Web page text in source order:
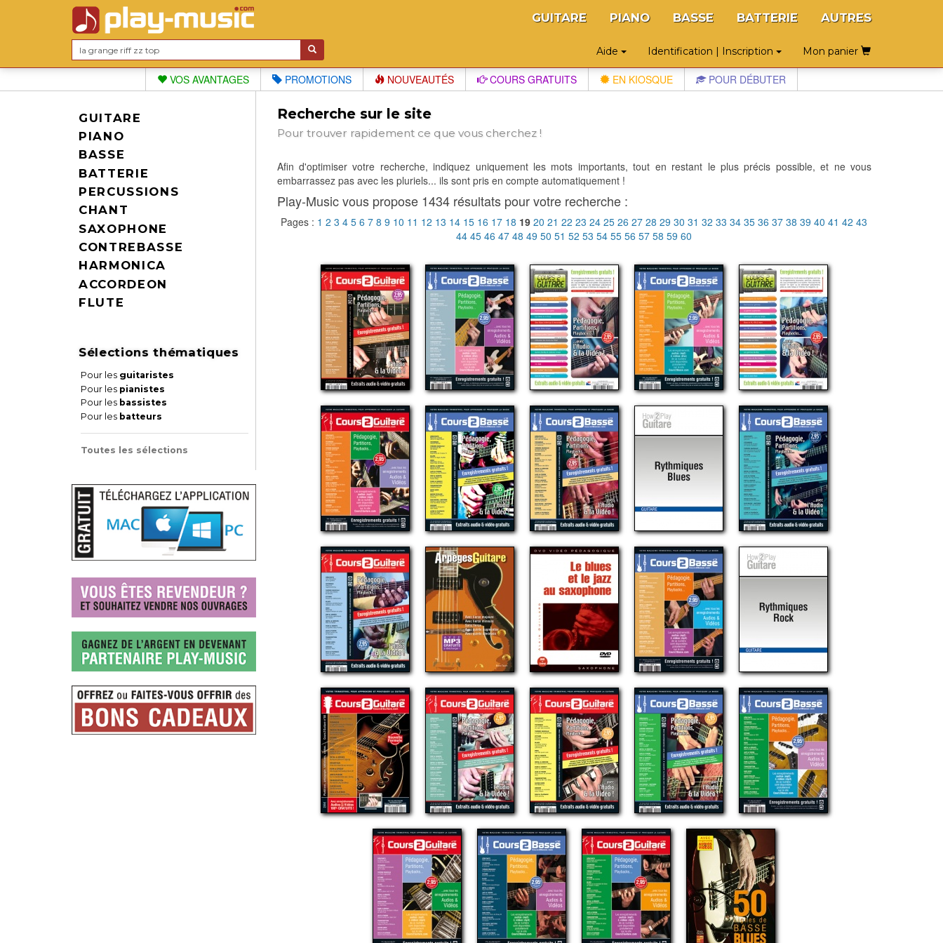
GUITARE PIANO BASSE BATTERIE AUTRES
Aide Identification | Inscription Mon panier
VOS AVANTAGES PROMOTIONS NOUVEAUTÉS COURS GRATUITS EN KIOSQUE POUR DÉBUTER
GUITARE
PIANO
BASSE
BATTERIE
PERCUSSIONS
CHANT
SAXOPHONE
CONTREBASSE
HARMONICA
ACCORDEON
FLUTE
Sélections thématiques
Pour les guitaristes
Pour les pianistes
Pour les bassistes
Pour les batteurs
Toutes les sélections
Recherche sur le site
Pour trouver rapidement ce que vous cherchez !
Afin d'optimiser votre recherche, indiquez uniquement les mots importants, tout en restant le plus précis possible, et ne vous
embarrassez pas avec les pluriels... ils sont pris en compte automatiquement !
Play-Music vous propose 1434 résultats pour votre recherche :
Pages : 1 2 3 4 5 6 7 8 9 10 11 12 13 14 15 16 17 18 19 20 21 22 23 24 25 26 27 28 29 30 31 32 33 34 35 36 37 38 39 40 41 42 43
44 45 46 47 48 49 50 51 52 53 54 55 56 57 58 59 60